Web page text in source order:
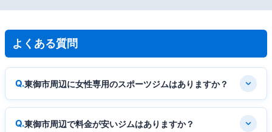
よくある質問
東御市周辺に女性専用のスポーツジムはありますか？
東御市周辺で料金が安いジムはありますか？